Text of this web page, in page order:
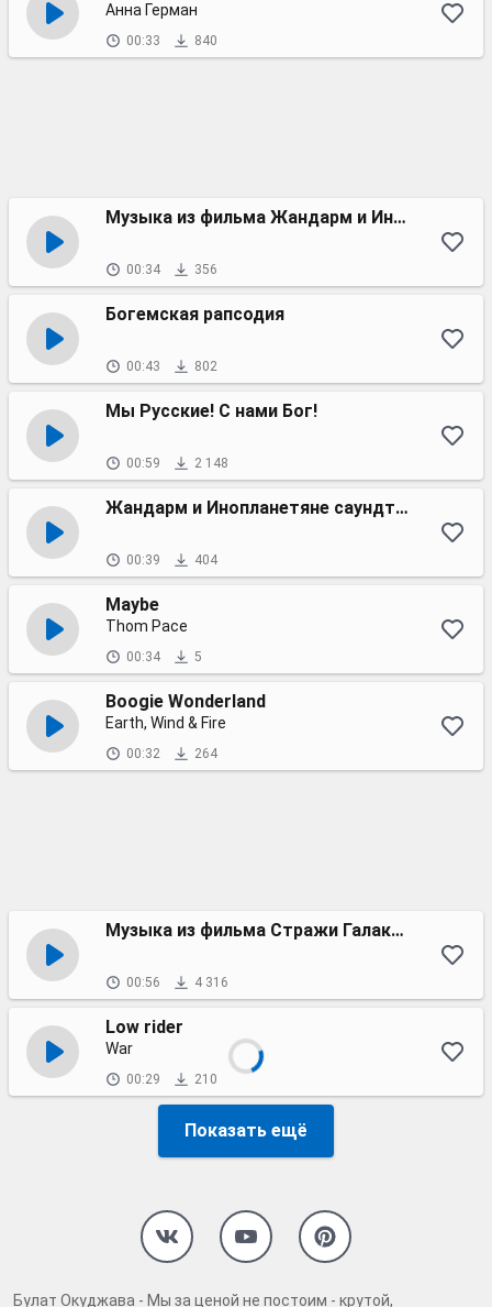
Анна Герман
00:33 840
Музыка из фильма Жандарм и Инопланетяне
00:34 356
Богемская рапсодия
00:43 802
Мы Русские! С нами Бог!
00:59 2 148
Жандарм и Инопланетяне саундтрек
00:39 404
Maybe
Thom Pace
00:34 5
Boogie Wonderland
Earth, Wind & Fire
00:32 264
Музыка из фильма Стражи Галактики
00:56 4 316
Low rider
War
00:29 210
Показать ещё
Булат Окуджава - Мы за ценой не постоим - крутой,